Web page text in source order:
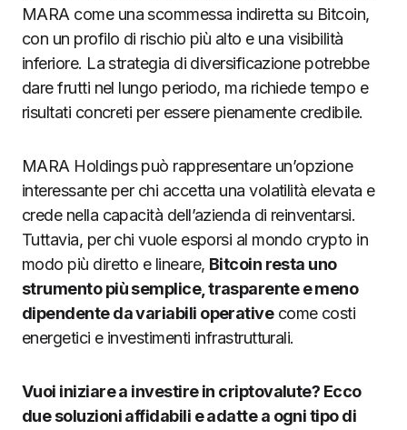
MARA come una scommessa indiretta su Bitcoin,
con un profilo di rischio più alto e una visibilità
inferiore. La strategia di diversificazione potrebbe
dare frutti nel lungo periodo, ma richiede tempo e
risultati concreti per essere pienamente credibile.
MARA Holdings può rappresentare un’opzione
interessante per chi accetta una volatilità elevata e
crede nella capacità dell’azienda di reinventarsi.
Tuttavia, per chi vuole esporsi al mondo crypto in
modo più diretto e lineare, Bitcoin resta uno
strumento più semplice, trasparente e meno
dipendente da variabili operativecome costi
energetici e investimenti infrastrutturali.
Vuoi iniziare a investire in criptovalute? Ecco
due soluzioni affidabili e adatte a ogni tipo di